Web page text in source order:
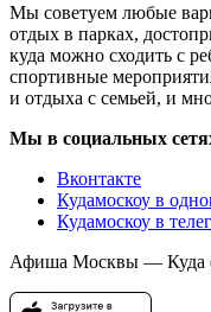
Мы советуем любые
отдых в парках,
куда можно сходить с
спортивные
и отдыха с семьей, и
Мы в социальных
Вконтакте
Кудамоскоу в
Кудамоскоу в
Афиша Москвы — Куда